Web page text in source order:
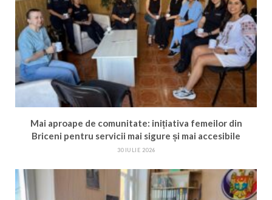
Mai aproape de comunitate: inițiativa femeilor din
Briceni pentru servicii mai sigure și mai accesibile
30 IULIE 2026